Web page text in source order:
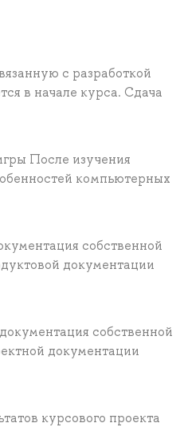
с разработкой
в начале курса. Сдача
После изучения
компьютерных
собственной
документации
собственной
документации
курсового проекта